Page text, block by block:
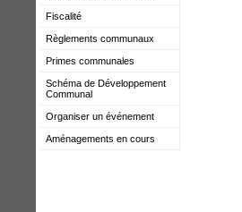
Fiscalité
Règlements communaux
Primes communales
Schéma de Développement
Communal
Organiser un événement
Aménagements en cours